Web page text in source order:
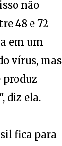
não
48 e 72
em um
vírus, mas
produz
diz ela.
fica para